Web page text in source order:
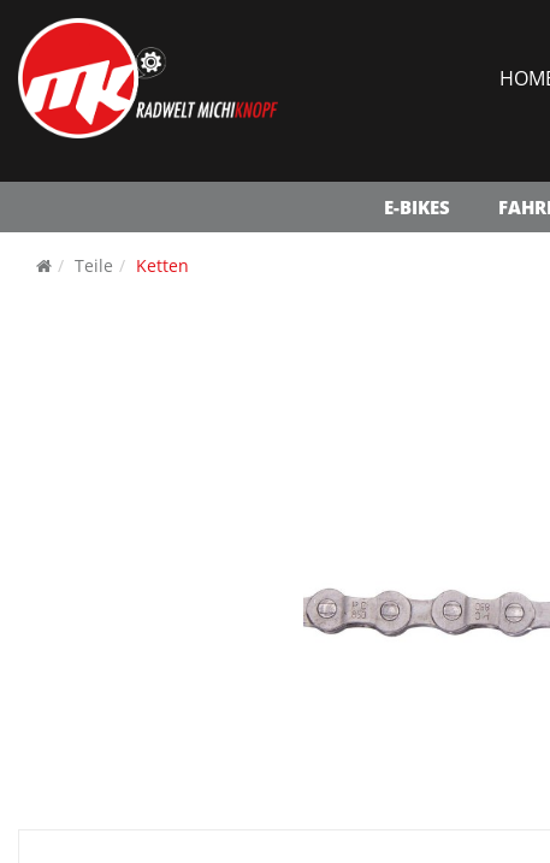
E-BIKES
Teile Ketten